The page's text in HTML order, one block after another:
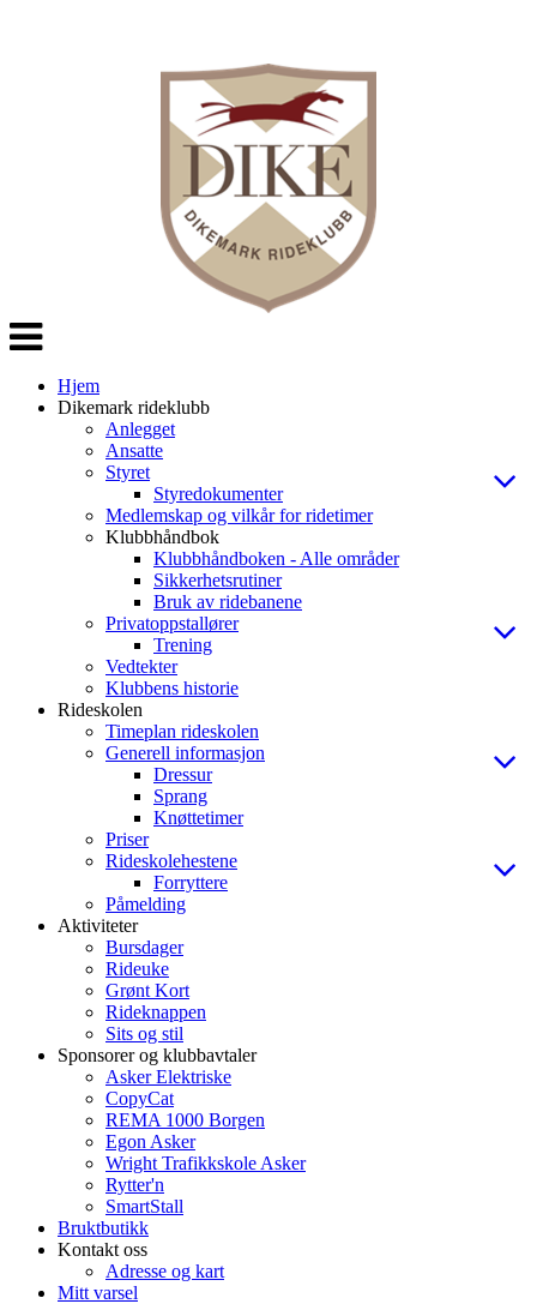
Veksle
navigasjon
Hjem
Dikemark rideklubb
Anlegget
Ansatte
Styret
Styredokumenter
Medlemskap og vilkår for ridetimer
Klubbhåndbok
Klubbhåndboken - Alle områder
Sikkerhetsrutiner
Bruk av ridebanene
Privatoppstallører
Trening
Vedtekter
Klubbens historie
Rideskolen
Timeplan rideskolen
Generell informasjon
Dressur
Sprang
Knøttetimer
Priser
Rideskolehestene
Forryttere
Påmelding
Aktiviteter
Bursdager
Rideuke
Grønt Kort
Rideknappen
Sits og stil
Sponsorer og klubbavtaler
Asker Elektriske
CopyCat
REMA 1000 Borgen
Egon Asker
Wright Trafikkskole Asker
Rytter'n
SmartStall
Bruktbutikk
Kontakt oss
Adresse og kart
Mitt varsel